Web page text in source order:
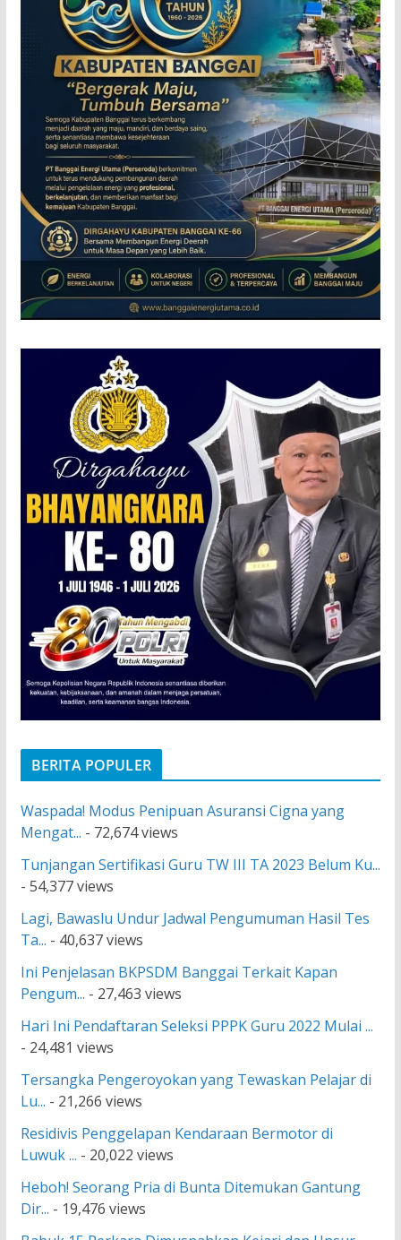
BERITA POPULER
Waspada! Modus Penipuan Asuransi Cigna yang
Mengat... - 72,674 views
Tunjangan Sertifikasi Guru TW III TA 2023 Belum Ku...
- 54,377 views
Lagi, Bawaslu Undur Jadwal Pengumuman Hasil Tes
Ta... - 40,637 views
Ini Penjelasan BKPSDM Banggai Terkait Kapan
Pengum... - 27,463 views
Hari Ini Pendaftaran Seleksi PPPK Guru 2022 Mulai ...
- 24,481 views
Tersangka Pengeroyokan yang Tewaskan Pelajar di
Lu... - 21,266 views
Residivis Penggelapan Kendaraan Bermotor di
Luwuk ... - 20,022 views
Heboh! Seorang Pria di Bunta Ditemukan Gantung
Dir... - 19,476 views